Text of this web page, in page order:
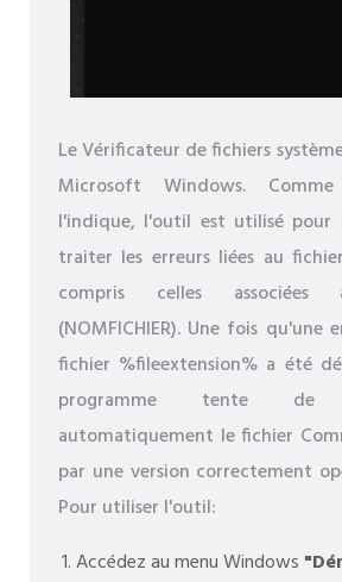
Le Vérificateur de fichiers
Microsoft Windows.
l'indique, l'outil est utilisé
traiter les erreurs liées au
compris celles
(NOMFICHIER). Une fois qu'une
fichier %fileextension% a été
programme tente de
automatiquement le fichier
par une version correctement
Pour utiliser l'outil:
Accédez au menu Windows